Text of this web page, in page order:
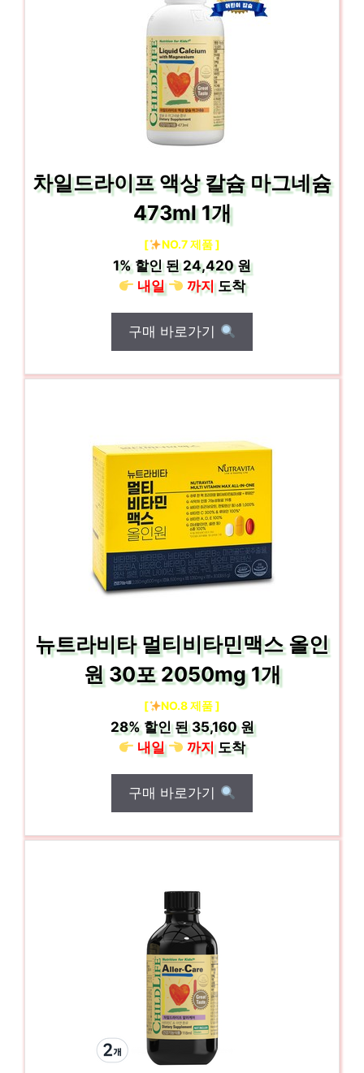
차일드라이프 액상 칼슘 마그네슘
473ml 1개
[ NO.7 제품 ]
1%할인 된24,420 원
내일
까지도착
구매 바로가기
뉴트라비타 멀티비타민맥스 올인
원 30포 2050mg 1개
[ NO.8 제품 ]
28%할인 된35,160 원
내일
까지도착
구매 바로가기